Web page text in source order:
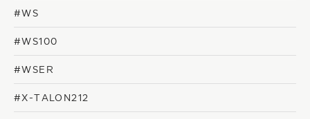
#WS
#WS100
#WSER
#X-TALON212